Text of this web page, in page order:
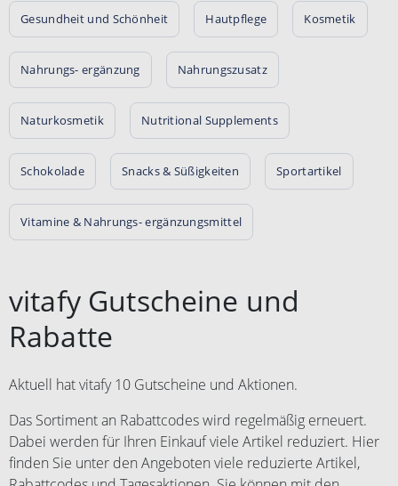
Gesundheit und Schönheit Hautpflege Kosmetik
Nahrungs- ergänzung Nahrungszusatz
Naturkosmetik Nutritional Supplements
Schokolade Snacks & Süßigkeiten Sportartikel
Vitamine & Nahrungs- ergänzungsmittel
vitafy Gutscheine und
Rabatte
Aktuell hat vitafy 10 Gutscheine und Aktionen.
Das Sortiment an Rabattcodes wird regelmäßig erneuert.
Dabei werden für Ihren Einkauf viele Artikel reduziert. Hier
finden Sie unter den Angeboten viele reduzierte Artikel,